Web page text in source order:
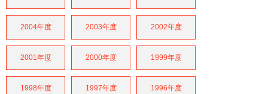
2004年度 2003年度 2002年度
2001年度 2000年度 1999年度
1998年度 1997年度 1996年度